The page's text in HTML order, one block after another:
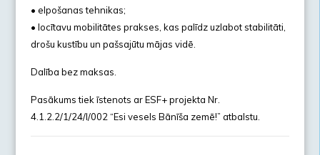
• elpošanas tehnikas;
• locītavu mobilitātes prakses, kas palīdz uzlabot stabilitāti,
drošu kustību un pašsajūtu mājas vidē.
Dalība bez maksas.
Pasākums tiek īstenots ar ESF+ projekta Nr.
4.1.2.2/1/24/I/002 “Esi vesels Bānīša zemē!” atbalstu.